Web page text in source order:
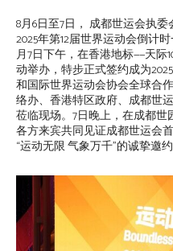
8月6日至7日， 成都世运会执
2025年第12届世界运动会倒计
月7日下午，在香港地标——天
动举办，特步正式签约成为
和国际世界运动会协会全球合
络办、香港特区政府、成都世
莅临现场。7日晚上，在成都世
各方来宾共同见证成都世运会
“运动无限 气象万千”的诚挚邀约